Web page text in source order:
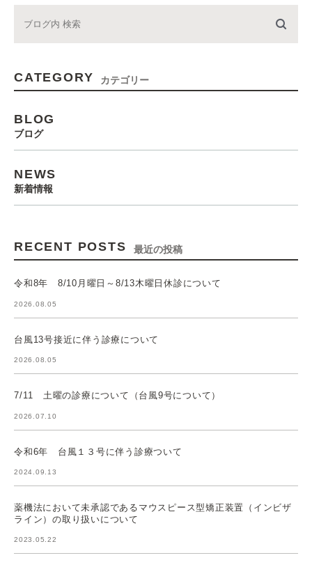
CATEGORY カテゴリー
BLOG
ブログ
NEWS
新着情報
RECENT POSTS 最近の投稿
令和8年 8/10月曜日～8/13木曜日休診について
2026.08.05
台風13号接近に伴う診療について
2026.08.05
7/11 土曜の診療について（台風9号について）
2026.07.10
令和6年 台風１３号に伴う診療ついて
2024.09.13
薬機法において未承認であるマウスピース型矯正装置（インビザ
ライン）の取り扱いについて
2023.05.22